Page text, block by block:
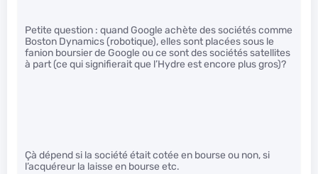
Petite question : quand Google achète des sociétés comme
Boston Dynamics (robotique), elles sont placées sous le
fanion boursier de Google ou ce sont des sociétés satellites
à part (ce qui signifierait que l’Hydre est encore plus gros)?
Çà dépend si la société était cotée en bourse ou non, si
l’acquéreur la laisse en bourse etc.